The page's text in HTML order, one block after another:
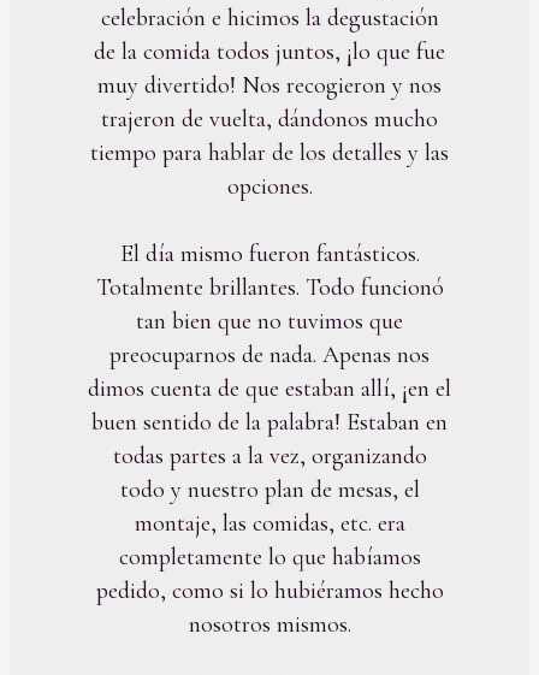
celebración e hicimos la degustación
de la comida todos juntos, ¡lo que fue
muy divertido! Nos recogieron y nos
trajeron de vuelta, dándonos mucho
tiempo para hablar de los detalles y las
opciones.
El día mismo fueron fantásticos.
Totalmente brillantes. Todo funcionó
tan bien que no tuvimos que
preocuparnos de nada. Apenas nos
dimos cuenta de que estaban allí, ¡en el
buen sentido de la palabra! Estaban en
todas partes a la vez, organizando
todo y nuestro plan de mesas, el
montaje, las comidas, etc. era
completamente lo que habíamos
pedido, como si lo hubiéramos hecho
nosotros mismos.